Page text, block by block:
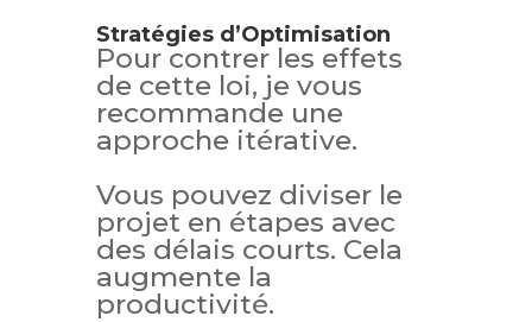
Stratégies d’Optimisation
Pour contrer les effets
de cette loi, je vous
recommande une
approche itérative.
Vous pouvez diviser le
projet en étapes avec
des délais courts. Cela
augmente la
productivité.